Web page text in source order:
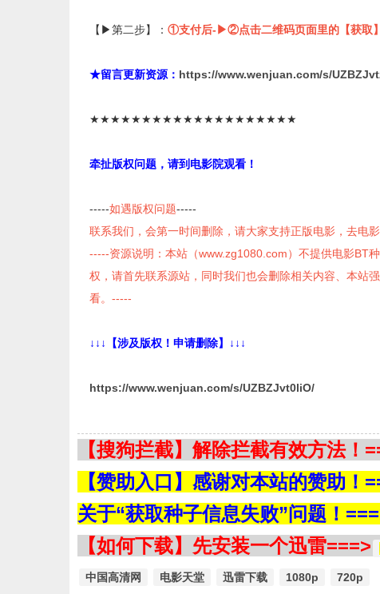
【▶第二步】： ①支付后-▶②点击二维码页面里的【获取】
★留言更新资源： https://www.wenjuan.com/s/
★★★★★★★★★★★★★★★★★★★★
牵扯版权问题，请到电影院观看！
-----如遇版权问题-----
联系我们，会第一时间删除，请大家支持正版电影，去电影
-----资源说明：本站（www.zg1080.com）不提供电影BT
权，请首先联系源站，同时我们也会删除相关内容、本站
看。-----
↓↓↓【涉及版权！申请删除】↓↓↓
https://www.wenjuan.com/s/UZBZJvt0liO/
【搜狗拦截】解除拦截有效方法！
【赞助入口】感谢对本站的赞助！
关于“获取种子信息失败”问题！
【如何下载】先安装一个迅雷===>
中国高清网 电影天堂 迅雷下载 1080p 720p